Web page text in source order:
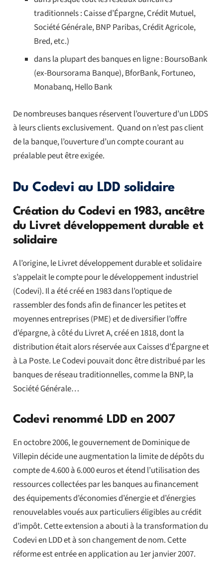
traditionnels : Caisse d’Épargne, Crédit Mutuel,
Société Générale, BNP Paribas, Crédit Agricole,
Bred, etc.)
dans la plupart des banques en ligne : BoursoBank
(ex-Boursorama Banque), BforBank, Fortuneo,
Monabanq, Hello Bank
De nombreuses banques réservent l’ouverture d’un LDDS
à leurs clients exclusivement. Quand on n’est pas client
de la banque, l’ouverture d’un compte courant au
préalable peut être exigée.
Du Codevi au LDD solidaire
Création du Codevi en 1983, ancêtre
du Livret développement durable et
solidaire
A l’origine, le Livret développement durable et solidaire
s’appelait le compte pour le développement industriel
(Codevi). Il a été créé en 1983 dans l’optique de
rassembler des fonds afin de financer les petites et
moyennes entreprises (PME) et de diversifier l’offre
d’épargne, à côté du Livret A, créé en 1818, dont la
distribution était alors réservée aux Caisses d’Épargne et
à La Poste. Le Codevi pouvait donc être distribué par les
banques de réseau traditionnelles, comme la BNP, la
Société Générale…
Codevi renommé LDD en 2007
En octobre 2006, le gouvernement de Dominique de
Villepin décide une augmentation la limite de dépôts du
compte de 4.600 à 6.000 euros et étend l’utilisation des
ressources collectées par les banques au financement
des équipements d’économies d’énergie et d’énergies
renouvelables voués aux particuliers éligibles au crédit
d’impôt. Cette extension a abouti à la transformation du
Codevi en LDD et à son changement de nom. Cette
réforme est entrée en application au 1er janvier 2007.